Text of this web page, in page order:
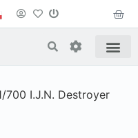
700 I.J.N. Destroyer